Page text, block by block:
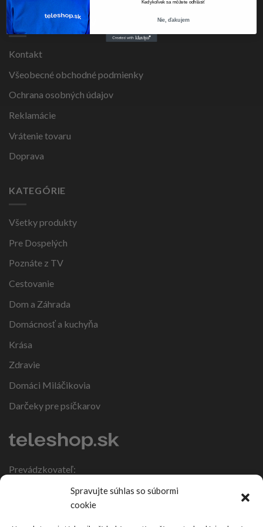
Spravujte súhlas so súbormi
cookie
PRE ZÁKAZNÍKOV
Kontakt
Všeobecné obchodné podmienky
Ochrana osobných údajov
Reklamácie
Vrátenie tovaru
Doprava
KATEGÓRIE
Všetky produkty
Pre Dospelých
Poznáte z TV
Cestovanie
Dom a Záhrada
Domácnosť a kuchyňa
Krása
Zdravie
Domáci Miláčikovia
Darčeky pre psíčkarov
Prevádzkovateľ:
DIČ: 1086270988
Kedykoľvek sa môžete odhlásiť
Nie, ďakujem